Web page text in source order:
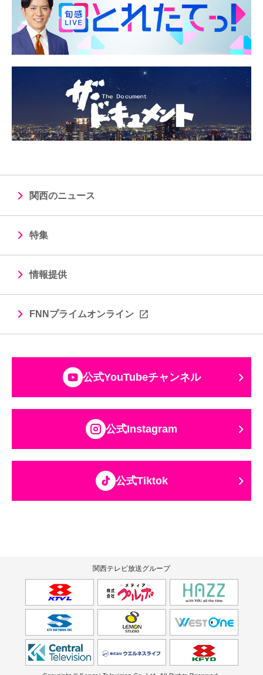
関西のニュース
特集
情報提供
FNNプライムオンライン
公式YouTubeチャンネル
公式Instagram
公式Tiktok
関西テレビ放送グループ